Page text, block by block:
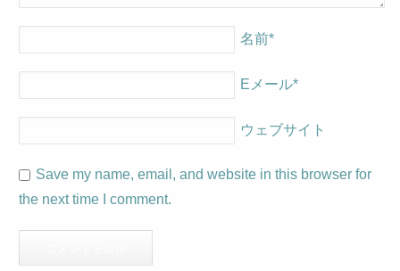
名前*
Eメール*
ウェブサイト
Save my name, email, and website in this browser for
the next time I comment.